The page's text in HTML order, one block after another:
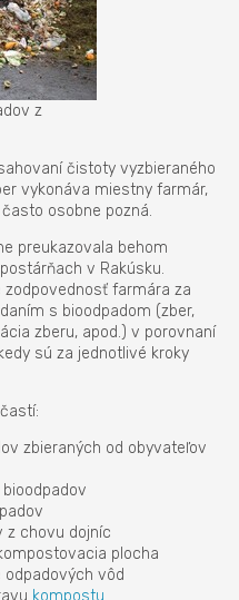
z
čistoty vyzbieraného
vykonáva miestny farmár,
často osobne pozná.
preukazovala behom
v Rakúsku.
farmára za
s bioodpadom (zber,
zberu, apod.) v porovnaní
sú za jednotlivé kroky
zbieraných od obyvateľov
z chovu dojníc
plocha
vôd